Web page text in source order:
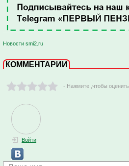
Новости smi2.ru
КОММЕНТАРИИ
- Нажмите ,чтобы оценить
Войти